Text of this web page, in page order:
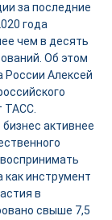
за последние
года
чем в десять
Об этом
России Алексей
ТАСС.
активнее
как инструмент
в
свыше 7,5